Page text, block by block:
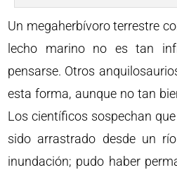
Un megaherbívoro terrestre
lecho marino no es tan
pensarse. Otros
esta forma, aunque no tan
Los científicos sospechan
sido arrastrado desde un
inundación; pudo haber